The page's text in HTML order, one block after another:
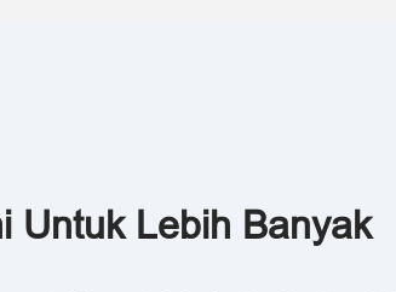
Untuk Lebih Banyak